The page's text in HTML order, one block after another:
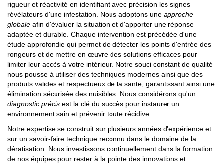
rigueur et réactivité en identifiant avec précision les signes
révélateurs d'une infestation. Nous adoptons une approche
globale afin d'évaluer la situation et d'apporter une réponse
adaptée et durable. Chaque intervention est précédée d'une
étude approfondie qui permet de détecter les points d'entrée des
rongeurs et de mettre en œuvre des solutions efficaces pour
limiter leur accès à votre intérieur. Notre souci constant de qualité
nous pousse à utiliser des techniques modernes ainsi que des
produits validés et respectueux de la santé, garantissant ainsi une
élimination sécurisée des nuisibles. Nous considérons qu'un
diagnostic précis est la clé du succès pour instaurer un
environnement sain et prévenir toute récidive.
Notre expertise se construit sur plusieurs années d'expérience et
sur un savoir-faire technique reconnu dans le domaine de la
dératisation. Nous investissons continuellement dans la formation
de nos équipes pour rester à la pointe des innovations et